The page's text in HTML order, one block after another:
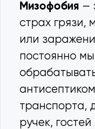
Мизофобия —
страх грязи,
или
постоянно
транспорта,
ручек,